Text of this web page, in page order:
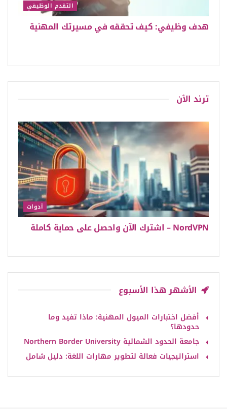
التقدم الوظيفي
هدف وظيفي: كيف تحققه في مسيرتك المهنية
ترند الٱن
أدوات
NordVPN – اشترك الآن واحصل على حماية كاملة
الأشهر هذا الأسبوع
أفضل اختبارات الميول المهنية: ماذا تفيد وما
حدودها؟
جامعة الحدود الشمالية Northern Border University
استراتيجيات فعالة لتطوير مهارات اللغة: دليل شامل